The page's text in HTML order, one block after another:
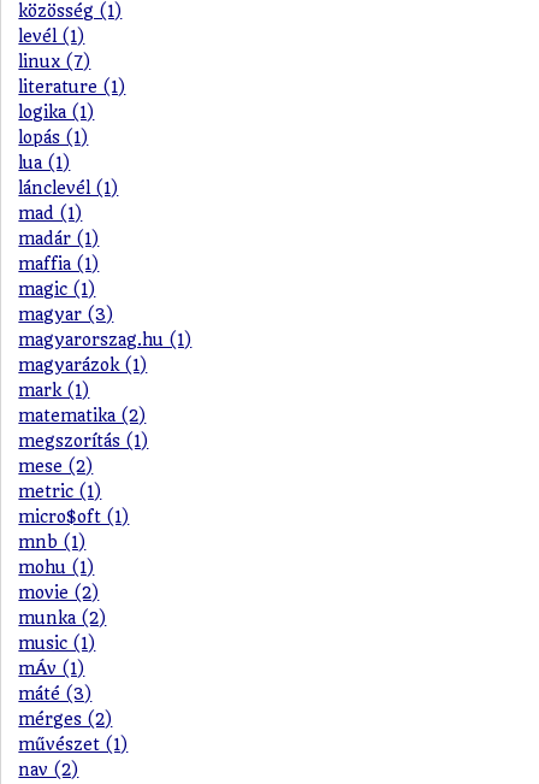
közösség (1)
levél (1)
linux (7)
literature (1)
logika (1)
lopás (1)
lua (1)
lánclevél (1)
mad (1)
madár (1)
maffia (1)
magic (1)
magyar (3)
magyarorszag.hu (1)
magyarázok (1)
mark (1)
matematika (2)
megszorítás (1)
mese (2)
metric (1)
micro$oft (1)
mnb (1)
mohu (1)
movie (2)
munka (2)
music (1)
mÁv (1)
máté (3)
mérges (2)
művészet (1)
nav (2)